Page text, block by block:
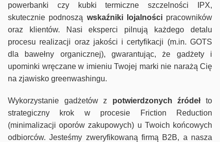
powerbanki czy kubki termiczne szczelności IPX,
skutecznie podnoszą wskaźniki lojalnościpracowników
oraz klientów. Nasi eksperci pilnują każdego detalu
procesu realizacji oraz jakości i certyfikacji (m.in. GOTS
dla bawełny organicznej), gwarantując, że gadżety i
upominki wręczane w imieniu Twojej marki nie narażą Cię
na zjawisko greenwashingu.
Wykorzystanie gadżetów z potwierdzonych źródełto
strategiczny krok w procesie Friction Reduction
(minimalizacji oporów zakupowych) u Twoich końcowych
odbiorców. Jesteśmy zweryfikowaną firmą B2B, a nasza